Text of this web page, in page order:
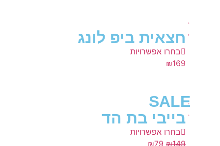
חצאית ביפ לונג
בחרו אפשרויות
₪169
SALE
בייבי בת הד
בחרו אפשרויות
₪149
₪79